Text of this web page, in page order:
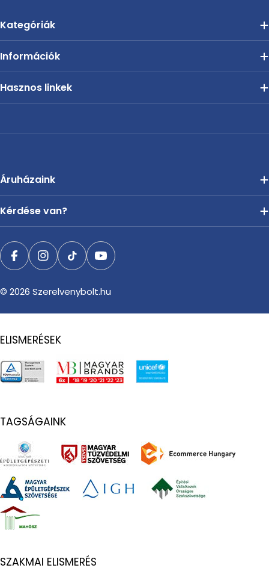
Kategóriák
Információk
Hasznos linkek
Áruházaink
Kérdése van?
FacebookInstagram
TikTokYouTube
© 2026 Szerelvenybolt.hu
ELISMERÉSEK
TAGSÁGAINK
SZAKMAI ELISMERÉS